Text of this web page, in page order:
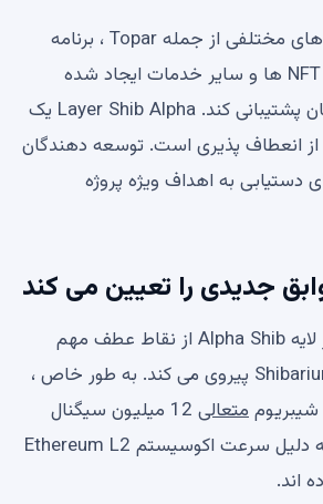
این می تواند از کاربردهای مختلفی از جمله Topar ، برنامه
های Defi ، بازی ها ، NFT ها و سایر خدمات ایجاد شده
توسط توسعه دهندگان پشتیبانی کند. Layer Shib Alpha یک
انعطاف پذیری است. توسعه دهندگان
دستیابی به اهداف ویژه پروژه
راه اندازی TestNet از لایه Alpha Shib از نقاط عطف مهم
تعیین شده توسط Shibarium پیروی می کند. به طور خاص ،
متعالی
12 میلیون سیگنال
های نوسان احتمالاً به دلیل سرعت اکوسیستم Ethereum L2
اند.